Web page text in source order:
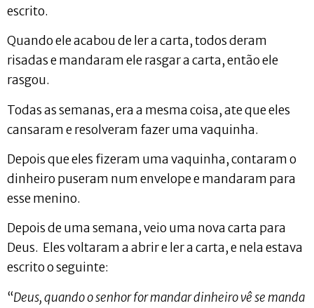
escrito.
Quando ele acabou de ler a carta, todos deram
risadas e mandaram ele rasgar a carta, então ele
rasgou.
Todas as semanas, era a mesma coisa, ate que eles
cansaram e resolveram fazer uma vaquinha.
Depois que eles fizeram uma vaquinha, contaram o
dinheiro puseram num envelope e mandaram para
esse menino.
Depois de uma semana, veio uma nova carta para
Deus. Eles voltaram a abrir e ler a carta, e nela estava
escrito o seguinte:
“Deus, quando o senhor for mandar dinheiro vê se manda